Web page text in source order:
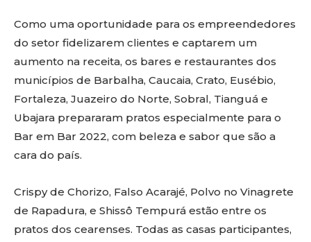
Como uma oportunidade para os empreendedores
do setor fidelizarem clientes e captarem um
aumento na receita, os bares e restaurantes dos
municípios de Barbalha, Caucaia, Crato, Eusébio,
Fortaleza, Juazeiro do Norte, Sobral, Tianguá e
Ubajara prepararam pratos especialmente para o
Bar em Bar 2022, com beleza e sabor que são a
cara do país.
Crispy de Chorizo, Falso Acarajé, Polvo no Vinagrete
de Rapadura, e Shissô Tempurá estão entre os
pratos dos cearenses. Todas as casas participantes,